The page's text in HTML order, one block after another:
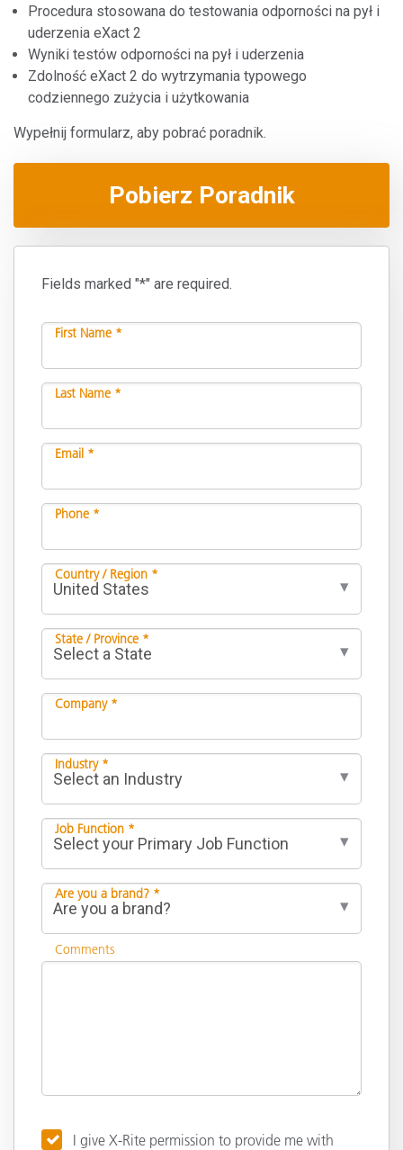
Procedura stosowana do testowania odporności na pył i
uderzenia eXact 2
Wyniki testów odporności na pył i uderzenia
Zdolność eXact 2 do wytrzymania typowego
codziennego zużycia i użytkowania
Wypełnij formularz, aby pobrać poradnik.
Pobierz Poradnik
Fields marked "*" are required.
First Name *
Last Name *
Email *
Phone *
Country / Region *
State / Province *
Company *
Industry *
Job Function *
Are you a brand? *
Comments
I give X-Rite permission to provide me with